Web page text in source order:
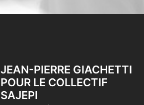
JEAN-PIERRE GIACHETTI
POUR LE COLLECTIF
SAJEPI